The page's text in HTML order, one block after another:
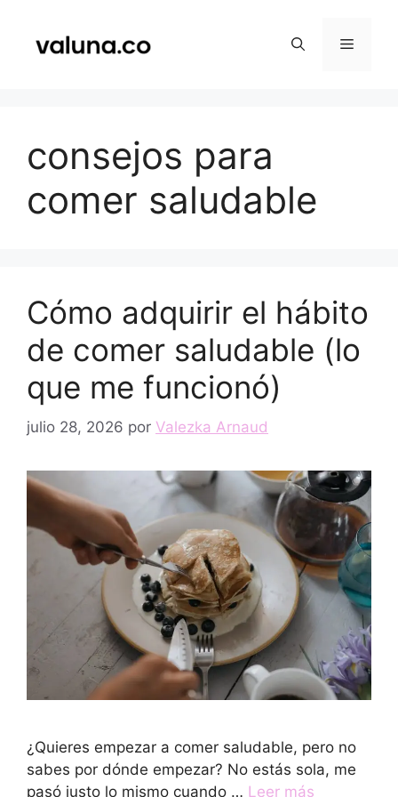
contenido
Menú
consejos para
comer saludable
Cómo adquirir el hábito
de comer saludable (lo
que me funcionó)
julio 28, 2026 por Valezka Arnaud
¿Quieres empezar a comer saludable, pero no
sabes por dónde empezar? No estás sola, me
pasó justo lo mismo cuando … Leer más